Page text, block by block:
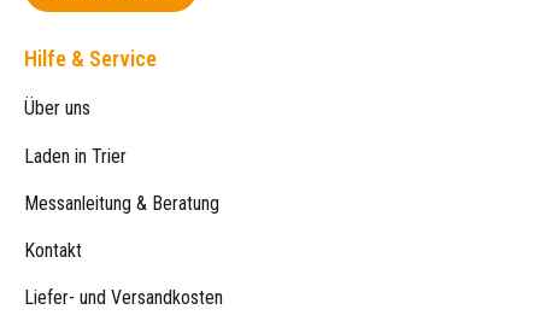
Hilfe & Service
Über uns
Laden in Trier
Messanleitung & Beratung
Kontakt
Liefer- und Versandkosten